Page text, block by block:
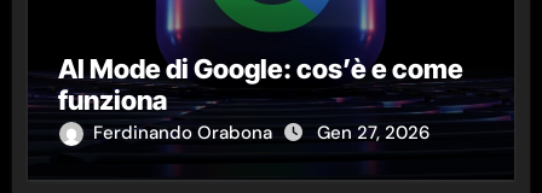
AI Mode di Google: cos’è e come
funziona
Ferdinando Orabona Gen 27, 2026